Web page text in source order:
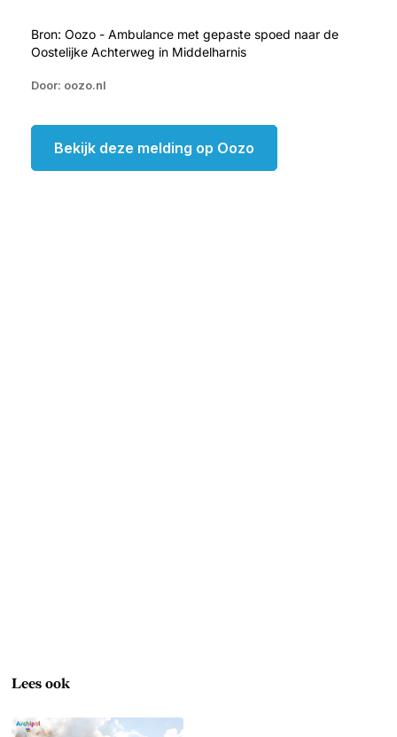
Bron: Oozo - Ambulance met gepaste spoed naar de
Oostelijke Achterweg in Middelharnis
Door: oozo.nl
Bekijk deze melding op Oozo
Lees ook